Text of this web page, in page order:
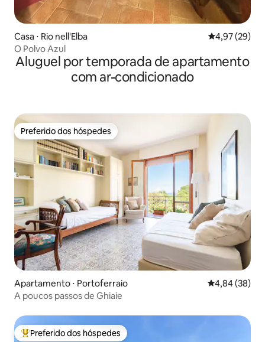
Casa ⋅ Rio nell'Elba 4,97 de uma
4,97 (29)
O Polvo Azul
Aluguel por temporada de apartamento
com ar-condicionado
Preferido dos hóspedes
Preferido dos hóspedes
Apartamento ⋅ Portoferraio 4,84 de uma
4,84 (38)
A poucos passos de Ghiaie
Entre os melhores preferidos dos hóspedes
Preferido dos hóspedes